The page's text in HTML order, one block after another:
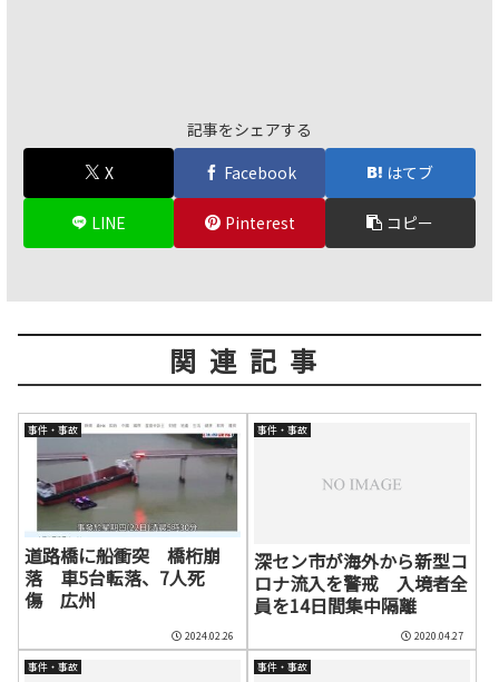
記事をシェアする
X
Facebook はてブ
LINE Pinterest コピー
関連記事
事件・事故
道路橋に船衝突 橋桁崩
落 車5台転落、7人死
傷 広州
2024.02.26
事件・事故
深セン市が海外から新型コ
ロナ流入を警戒 入境者全
員を14日間集中隔離
2020.04.27
事件・事故 事件・事故